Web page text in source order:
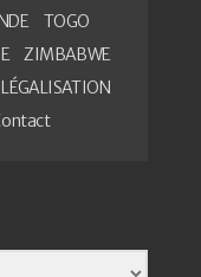
TOGO
ZIMBABWE